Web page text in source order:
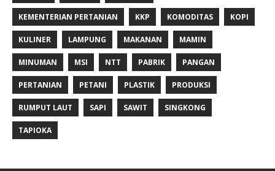
KEMENTERIAN PERTANIAN KKP KOMODITAS KOPI
KULINER LAMPUNG MAKANAN MAMIN
MINUMAN MSI NTT PABRIK PANGAN
PERTANIAN PETANI PLASTIK PRODUKSI
RUMPUT LAUT SAPI SAWIT SINGKONG
TAPIOKA